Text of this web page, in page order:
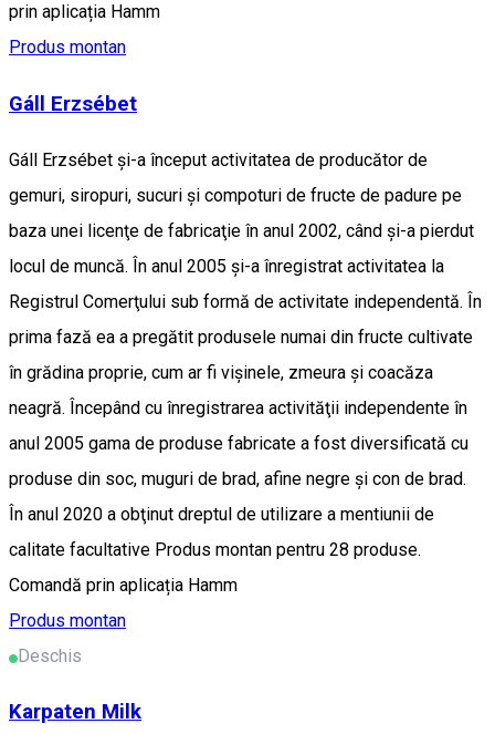
prin aplicația Hamm
Produs montan
Gáll Erzsébet
Gáll Erzsébet şi-a început activitatea de producător de
gemuri, siropuri, sucuri şi compoturi de fructe de padure pe
baza unei licenţe de fabricaţie în anul 2002, când şi-a pierdut
locul de muncă. În anul 2005 şi-a înregistrat activitatea la
Registrul Comerţului sub formă de activitate independentă. În
prima fază ea a pregătit produsele numai din fructe cultivate
în grădina proprie, cum ar fi vişinele, zmeura şi coacăza
neagră. Începând cu înregistrarea activităţii independente în
anul 2005 gama de produse fabricate a fost diversificată cu
produse din soc, muguri de brad, afine negre şi con de brad.
În anul 2020 a obţinut dreptul de utilizare a mentiunii de
calitate facultative Produs montan pentru 28 produse.
Comandă prin aplicația Hamm
Produs montan
Deschis
Karpaten Milk